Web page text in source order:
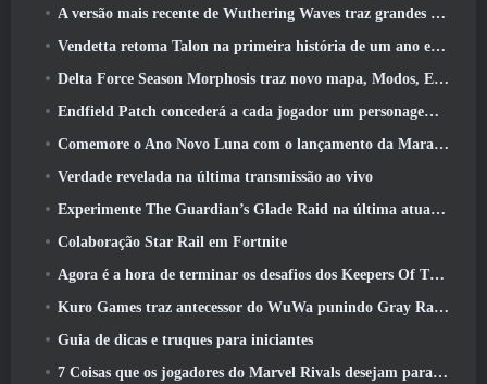
A versão mais recente de Wuthering Waves traz grandes quedas de conhecimento e mudanças na qualidade de vida
Vendetta retoma Talon na primeira história de um ano em Overwatch (Não “2”, A Blizzard está abandonando isso)
Delta Force Season Morphosis traz novo mapa, Modos, E melhorias solicitadas pelos jogadores
Endfield Patch concederá a cada jogador um personagem seis estrelas grátis de sua escolha
Comemore o Ano Novo Luna com o lançamento da Maravilha de Inverno de Palia: Atualização de Ano Novo de Riffrocin
Verdade revelada na última transmissão ao vivo
Experimente The Guardian’s Glade Raid na última atualização de Guild Wars 2 começando hoje
Colaboração Star Rail em Fortnite
Agora é a hora de terminar os desafios dos Keepers Of The Flame no Path Of Exile durante o Legacy Of Phrecia
Kuro Games traz antecessor do WuWa punindo Gray Raven para o Steam
Guia de dicas e truques para iniciantes
7 Coisas que os jogadores do Marvel Rivals desejam para o jogo 2026